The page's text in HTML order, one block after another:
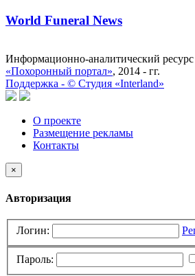
World Funeral News
Информационно-аналитический ресурс
«Похоронный портал», 2014 - гг.
Поддержка - © Cтудия «Interland»
О проекте
Размещение рекламы
Контакты
×
Авторизация
Логин:
Пароль: